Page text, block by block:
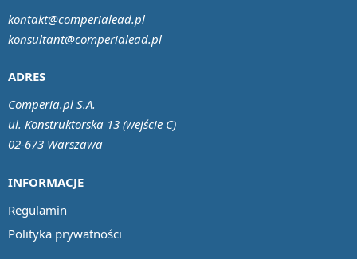
INFORMACJE
Regulamin
Polityka prywatności
ADRES
Comperia.pl S.A.
ul. Konstruktorska 13 (wejście C)
02-673 Warszawa
kontakt@comperialead.pl
konsultant@comperialead.pl